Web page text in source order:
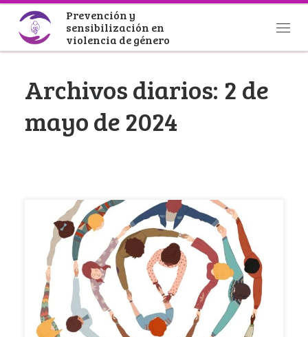
Saltar al contenido
Prevención y
sensibilización en
violencia de género
Archivos diarios: 2 de
mayo de 2024
La Federación de Mujeres Progresistas pone a
disposición la Guía de contratación responsable
en el […]